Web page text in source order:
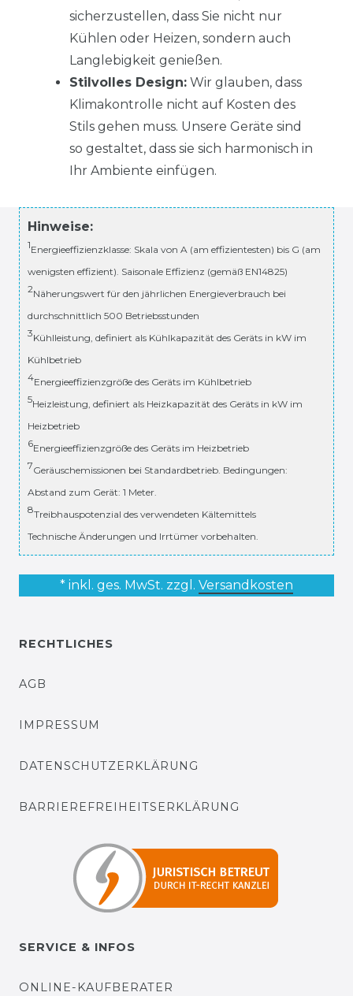
sicherzustellen, dass Sie nicht nur
Kühlen oder Heizen, sondern auch
Langlebigkeit genießen.
Stilvolles Design: Wir glauben, dass
Klimakontrolle nicht auf Kosten des
Stils gehen muss. Unsere Geräte sind
so gestaltet, dass sie sich harmonisch in
Ihr Ambiente einfügen.
Hinweise:
1Energieeffizienzklasse: Skala von A (am effizientesten) bis G (am
wenigsten effizient). Saisonale Effizienz (gemäß EN14825)
2Näherungswert für den jährlichen Energieverbrauch bei
durchschnittlich 500 Betriebsstunden
3Kühlleistung, definiert als Kühlkapazität des Geräts in kW im
Kühlbetrieb
4Energieeffizienzgröße des Geräts im Kühlbetrieb
5Heizleistung, definiert als Heizkapazität des Geräts in kW im
Heizbetrieb
6Energieeffizienzgröße des Geräts im Heizbetrieb
7Geräuschemissionen bei Standardbetrieb. Bedingungen:
Abstand zum Gerät: 1 Meter.
8Treibhauspotenzial des verwendeten Kältemittels
Technische Änderungen und Irrtümer vorbehalten.
* inkl. ges. MwSt. zzgl. Versandkosten
RECHTLICHES
AGB
IMPRESSUM
DATENSCHUTZERKLÄRUNG
BARRIEREFREIHEITSERKLÄRUNG
SERVICE & INFOS
ONLINE-KAUFBERATER